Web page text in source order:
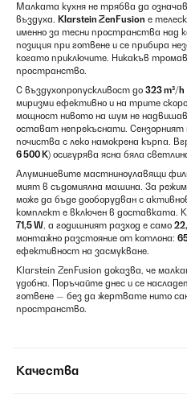
Малката кухня не трябва да
въздуха. Klarstein ZenFusion е
именно за тесни пространства над
позиция при готвене и се прибира
когато приключите. Никакъв тромав
пространство.
С въздухопропускливост до 323 m³/h
миризми ефективно и на трите
мощност нивото на шум не
остават непрекъснати. Сензорният
почиства с леко намокрена кърпа.
6 500 K) осигурява ясна бяла
Алуминиевите мастниноулавящи
мият в съдомиялна машина. За
може да бъде дооборудван с
комплект е включен в доставката.
71,5 W, а годишният разход е само
монтажно разстояние от котлона:
ефективност на засмукване.
Klarstein ZenFusion доказва, че
удобна. Поръчайте днес и се
готвене — без да жертвате нито
пространство.
Качества